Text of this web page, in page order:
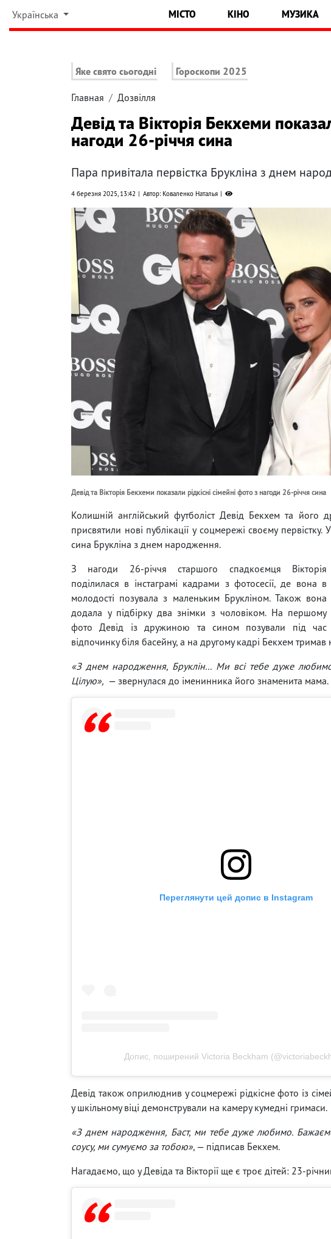
Українська МІСТО КІНО МУЗИКА
Яке свято сьогодні Гороскопи 2025
Главная Дозвілля
Девід та Вікторія Бекхеми
нагоди 26-річчя сина
Пара привітала первістка Брукліна з днем
4 березня 2025, 13:42 Автор: Коваленко Наталья
Девід та Вікторія Бекхеми показали рідкісні сімейні фото з нагоди 26-річчя сина
Колишній англійський футболіст Девід Бекхем та його
присвятили нові публікації у соцмережі своєму
сина Брукліна з днем ​​народження.
З нагоди 26-річчя старшого спадкоємця Вікторія
поділилася в інстаграмі кадрами з фотосесії, де вона в
молодості позувала з маленьким Брукліном. Також вона
додала у підбірку два знімки з чоловіком. На першому
фото Девід із дружиною та сином позували під час
відпочинку біля басейну, а на другому кадрі Бекхем
«З днем ​​народження, Бруклін... Ми всі тебе дуже
Цілую», — звернулася до іменинника його знаменита мама.
Переглянути цей допис в Instagram
Допис, поширений Victoria Beckham
Девід також оприлюднив у соцмережі рідкісне фото із
у шкільному віці демонстрували на камеру кумедні гримаси.
«З днем ​​народження, Баст, ми тебе дуже любимо.
соусу, ми сумуємо за тобою», — підписав Бекхем.
Нагадаємо, що у Девіда та Вікторії ще є троє дітей: 23-